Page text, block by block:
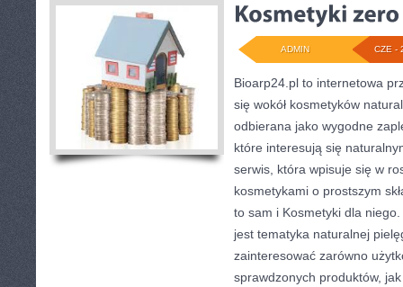
CZE -
ADMIN
Bioarp24.pl to internetowa
się wokół kosmetyków
odbierana jako wygodne
które interesują się
serwis, która wpisuje się w
kosmetykami o prostszym
to sam i Kosmetyki dla
jest tematyka naturalnej
zainteresować zarówno
sprawdzonych produktów,